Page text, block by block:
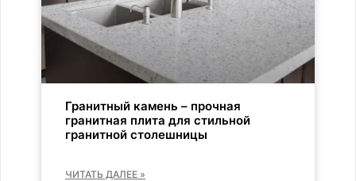
Гранитный камень – прочная
гранитная плита для стильной
гранитной столешницы
ЧИТАТЬ ДАЛЕЕ »